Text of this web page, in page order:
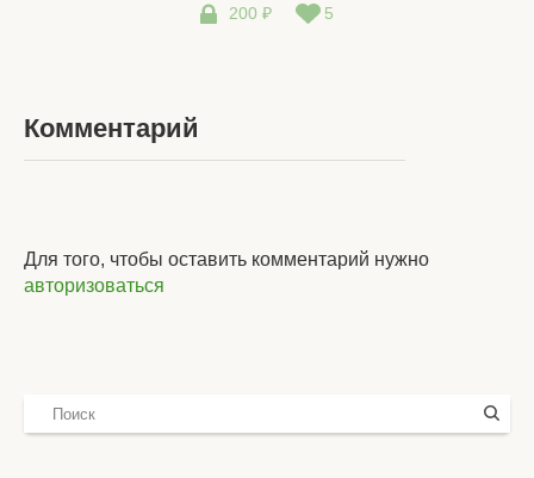
200 ₽ 5
Комментарий
Для того, чтобы оставить комментарий нужно
авторизоваться